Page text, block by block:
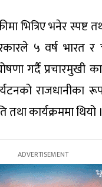
भित्रिए भनेर स्पष्ट
५ वर्ष भारत र
गर्दै प्रचारमुखी
राजधानीका
तथा कार्यक्रममा थियो ।